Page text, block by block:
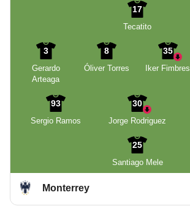
17
Tecatito
3
Gerardo
Arteaga
8
Óliver Torres
35
Iker Fimbres
93
Sergio Ramos
30
Jorge Rodriguez
25
Santiago Mele
Monterrey